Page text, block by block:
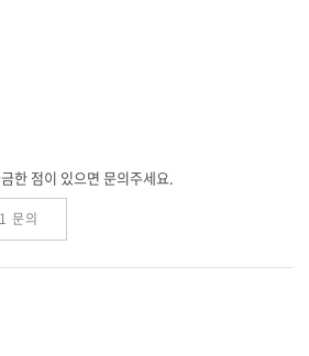
한 점이 있으면 문의주세요.
문의